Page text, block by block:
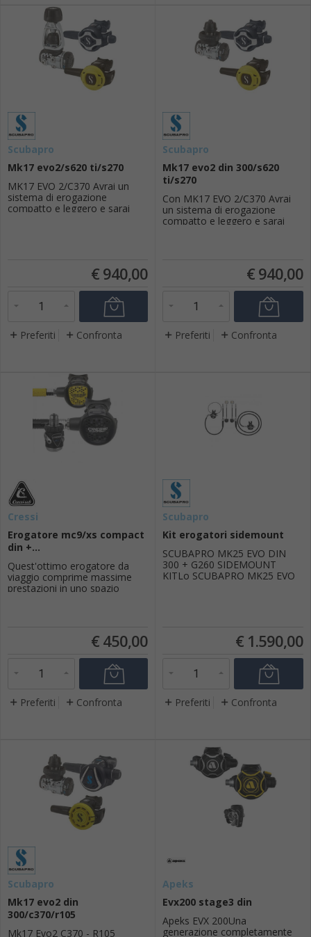
Scubapro
Mk17 evo2/s620 ti/s270
MK17 EVO 2/C370 Avrai un
sistema di erogazione
compatto e leggero e sarai
camera stagna dotata di un
layout a molla doppia e due
porte HP presentano un a...
€ 940,00
Preferiti Confronta
Scubapro
Mk17 evo2 din 300/s620
ti/s270
Con MK17 EVO 2/C370 Avrai
un sistema di erogazione
compatto e leggero e sarai
stadio a membrana, con
sistema a tenuta stagna e una
camera stagna dotata di un
layout a molla doppia e due
porte HP presentano ...
€ 940,00
Preferiti Confronta
Cressi
Erogatore mc9/xs compact
din +...
Quest'ottimo erogatore da
viaggio comprime massime
prestazioni in uno spazio
tecnopolimeri leggeri per
eliminare la fatica mascellare.
Facile da riporre e da usare,
include un interruttore venturi
immersione/ pre-immersione ...
€ 450,00
Preferiti Confronta
Scubapro
Kit erogatori sidemount
SCUBAPRO MK25 EVO DIN
300 + G260 SIDEMOUNT
KITLo SCUBAPRO MK25 EVO
e in acque fredde o
estremamente fredde. Questo
kit doppio completo offre un
flusso daria ec...
€ 1.590,00
Preferiti Confronta
Scubapro
Mk17 evo2 din
300/c370/r105
Mk17 Evo2 C370 - R105
Apeks
Evx200 stage3 din
Apeks EVX 200Una
generazione completamente